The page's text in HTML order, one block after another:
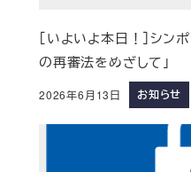
［いよいよ本日！］シン
の再審法をめざして」
2026年6月13日 お知らせ